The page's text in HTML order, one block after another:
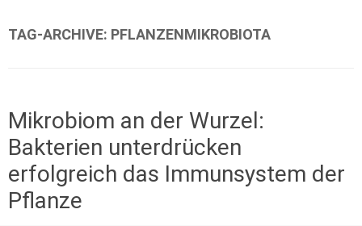
TAG-ARCHIVE: PFLANZENMIKROBIOTA
Mikrobiom an der Wurzel:
Bakterien unterdrücken
erfolgreich das Immunsystem der
Pflanze